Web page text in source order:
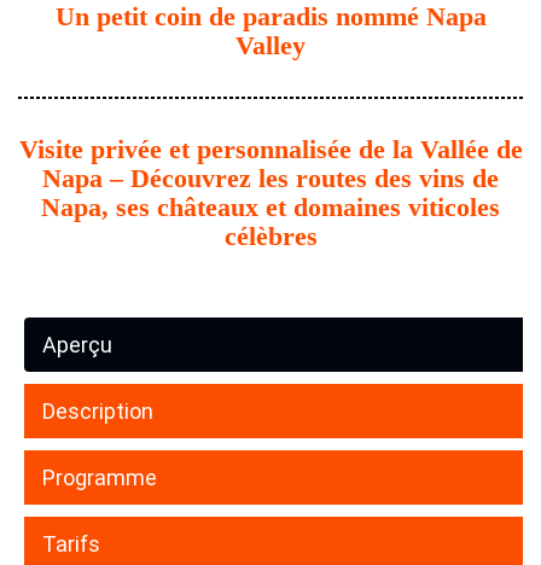
Un petit coin de paradis nommé Napa
Valley
Visite privée et personnalisée de la Vallée de
Napa – Découvrez les routes des vins de
Napa, ses châteaux et domaines viticoles
célèbres
Aperçu
Description
Programme
Tarifs